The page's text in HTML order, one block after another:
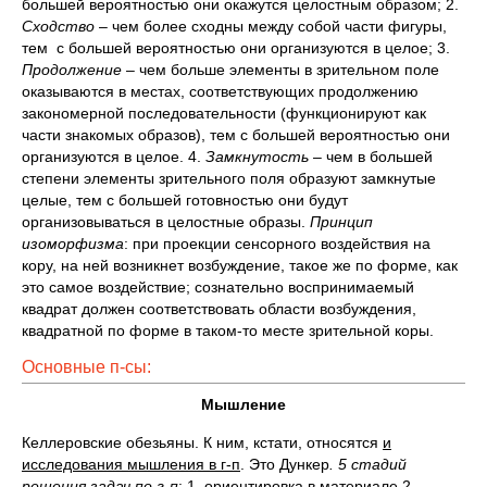
большей вероятностью они окажутся целостным образом; 2.
Сходство – чем более сходны между собой части фигуры,
тем с большей вероятностью они организуются в целое; 3.
Продолжение – чем больше элементы в зрительном поле
оказываются в местах, соответствующих продолжению
закономерной последовательности (функционируют как
части знакомых образов), тем с большей вероятностью они
организуются в целое. 4. Замкнутость – чем в большей
степени элементы зрительного поля образуют замкнутые
целые, тем с большей готовностью они будут
организовываться в целостные образы. Принцип
изоморфизма: при проекции сенсорного воздействия на
кору, на ней возникнет возбуждение, такое же по форме, как
это самое воздействие; сознательно воспринимаемый
квадрат должен соответствовать области возбуждения,
квадратной по форме в таком-то месте зрительной коры.
Основные п-сы:
Мышление
Келлеровские обезьяны. К ним, кстати, относятся и
исследования мышления в г-п . Это Дункер . 5 стадий